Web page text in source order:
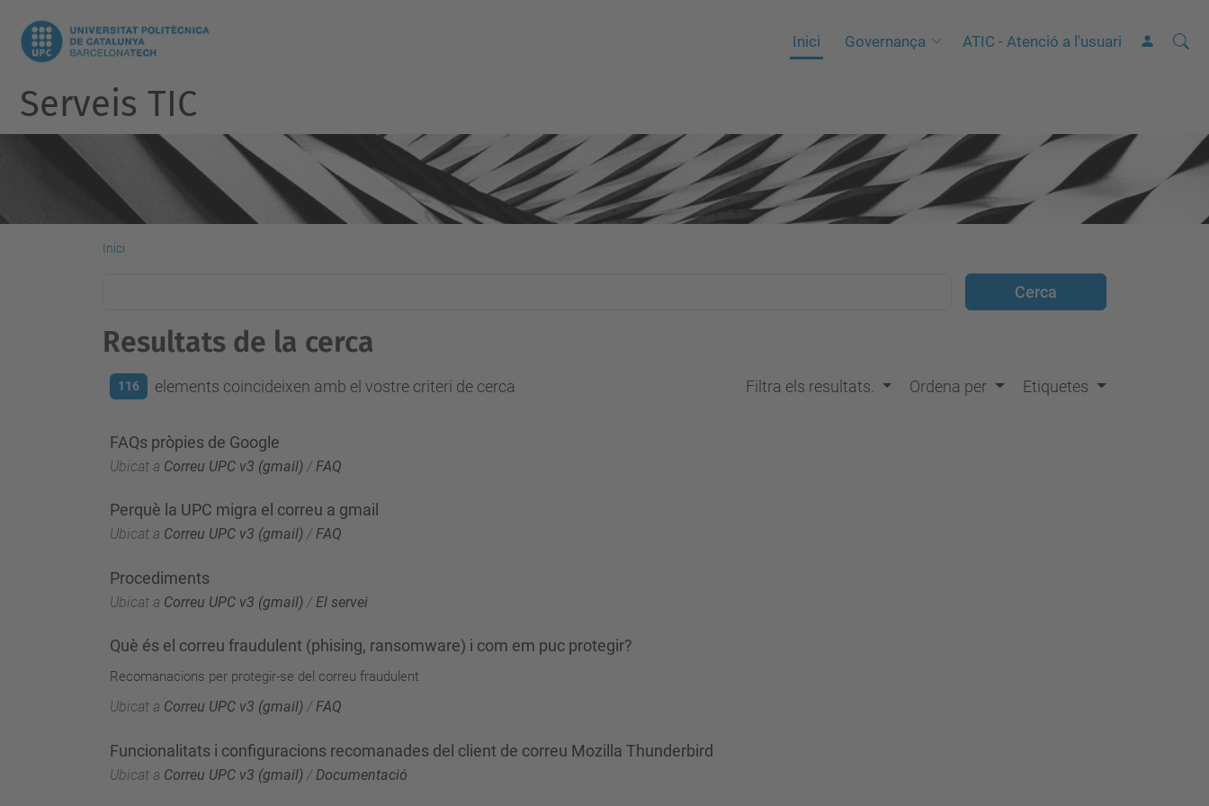
Inici Governança ATIC - Atenció a l'usuari Cerca
C
a
Serveis TIC
Inici
Resultats de la cerca
116 elements coincideixen amb el vostre criteri de cerca Filtra els resultats. Ordena per Etiquetes
FAQs pròpies de Google
Ubicat a Correu UPC v3 (gmail) / FAQ
Perquè la UPC migra el correu a gmail
Ubicat a Correu UPC v3 (gmail) /FAQ
Procediments
Ubicat a Correu UPC v3 (gmail) / El servei
Què és el correu fraudulent (phising, ransomware) i com em puc protegir?
Recomanacions per protegir-se del correu fraudulent
Ubicat a Correu UPC v3 (gmail) /FAQ
Funcionalitats i configuracions recomanades del client de correu Mozilla Thunderbird
Ubicat a Correu UPC v3 (gmail) / Documentació